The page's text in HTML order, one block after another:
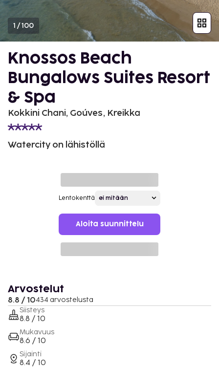
1 /100
Knossos Beach
Bungalows Suites Resort
& Spa
Kokkini Chani, Goúves, Kreikka
Watercity on lähistöllä
Lentokenttä
Aloita suunnittelu
Arvostelut
8.8 / 10434 arvostelusta
Siisteys
8.8 / 10
Mukavuus
8.6 / 10
Sijainti
8.4 / 10